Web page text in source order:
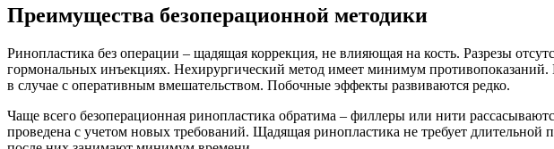
Преимущества безоперационной методики
Ринопластика без операции – щадящая коррекция, не влияющая на кость. Разрезы
гормональных инъекциях. Нехирургический метод имеет минимум противопоказаний.
в случае с оперативным вмешательством. Побочные эффекты развиваются редко.
Чаще всего безоперационная ринопластика обратима – филлеры или нити
проведена с учетом новых требований. Щадящая ринопластика не требует